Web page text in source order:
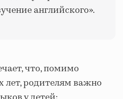
английского».
что, помимо
лет, родителям важно